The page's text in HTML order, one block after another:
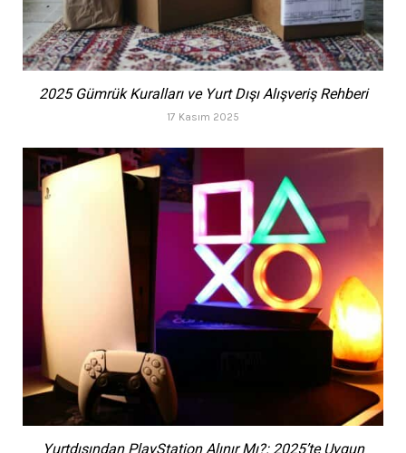
2025 Gümrük Kuralları ve Yurt Dışı Alışveriş Rehberi
17 Kasım 2025
Yurtdışından PlayStation Alınır Mı?: 2025’te Uygun